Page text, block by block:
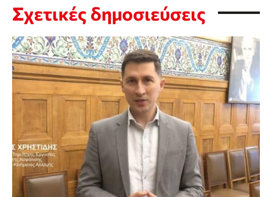
Σχετικές δημοσιεύσεις